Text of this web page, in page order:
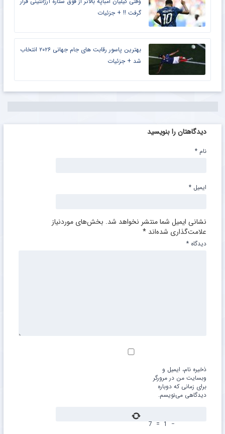
گرفت !! + جزئیات
بهترین پاسور رقابت های جام جهانی ۲۰۲۶ انتخاب
شد + جزئیات
دیدگاهتان را بنویسید
نشانی ایمیل شما منتشر نخواهد شد. بخش‌های موردنیاز
علامت‌گذاری شده‌اند *
دیدگاه *
نام *
ایمیل *
ذخیره نام، ایمیل و
وبسایت من در مرورگر
برای زمانی که دوباره
دیدگاهی می‌نویسم.
−
1
=
7